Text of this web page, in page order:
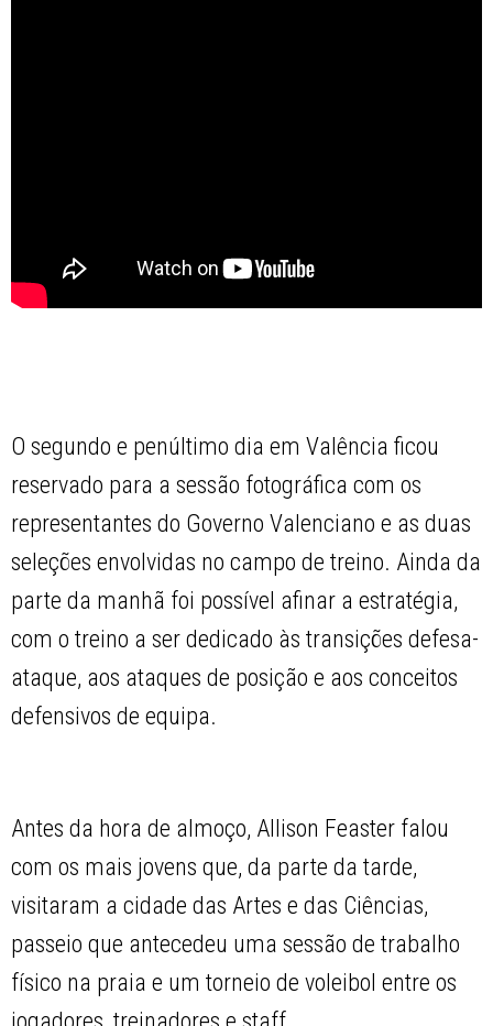
O segundo e penúltimo dia em Valência ficou
reservado para a sessão fotográfica com os
representantes do Governo Valenciano e as duas
seleções envolvidas no campo de treino. Ainda da
parte da manhã foi possível afinar a estratégia,
com o treino a ser dedicado às transições defesa-
ataque, aos ataques de posição e aos conceitos
defensivos de equipa.
Antes da hora de almoço, Allison Feaster falou
com os mais jovens que, da parte da tarde,
visitaram a cidade das Artes e das Ciências,
passeio que antecedeu uma sessão de trabalho
físico na praia e um torneio de voleibol entre os